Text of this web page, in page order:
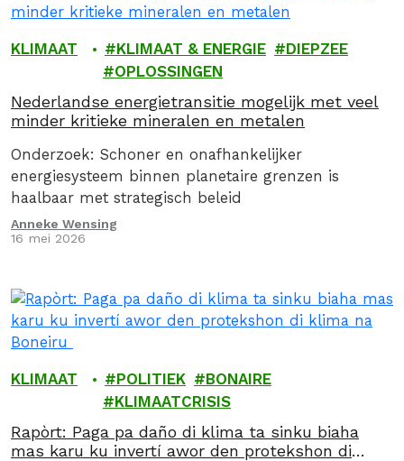
KLIMAAT KLIMAAT & ENERGIE
DIEPZEE
OPLOSSINGEN
Nederlandse energietransitie mogelijk met veel
minder kritieke mineralen en metalen
Onderzoek: Schoner en onafhankelijker
energiesysteem binnen planetaire grenzen is
haalbaar met strategisch beleid
Anneke Wensing
16 mei 2026
KLIMAAT POLITIEK
BONAIRE
KLIMAATCRISIS
Rapòrt: Paga pa daño di klima ta sinku biaha
mas karu ku invertí awor den protekshon di